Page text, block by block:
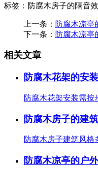
标签：防腐木房子的隔音
上一条： 防腐木凉亭
下一条： 防腐木凉亭
相关文章
防腐木花架的安
防腐木花架安装需按
防腐木房子的建
防腐木房子建筑风格
防腐木凉亭的户